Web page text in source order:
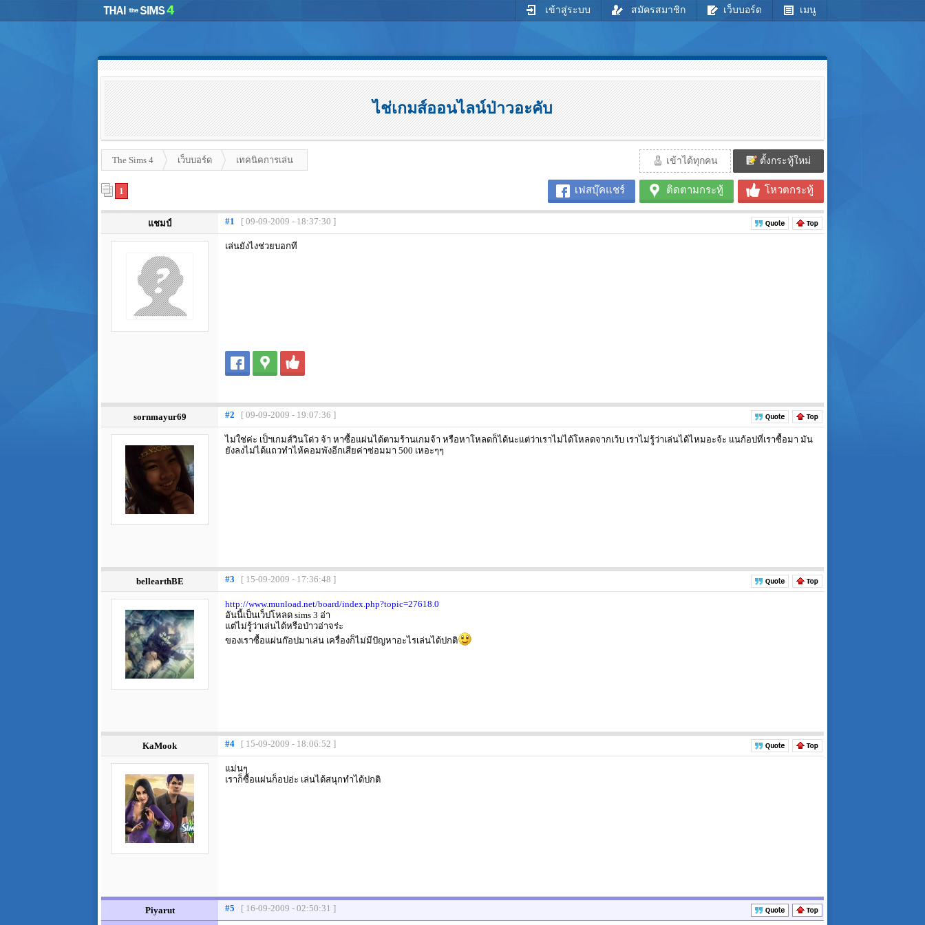
เข้าสู่ระบบ สมัครสมาชิก เว็บบอร์ด เมนู
ไช่เกมส์ออนไลน์ป่าวอะคับ
The Sims 4 เว็บบอร์ด เทคนิคการเล่น เข้าได้ทุกคน ตั้งกระทู้ใหม่
เฟสบุ๊คแชร์ ติดตามกระทู้ โหวตกระทู้
1
แชมป์ #1 [ 09-09-2009 - 18:37:30 ]
เล่นยังไงช่วยบอกที
sornmayur69 #2 [ 09-09-2009 - 19:07:36 ]
ไม่ใช่ค่ะ เป็ฯเกมส์วินโด่ว จ้า หาซื้อแผ่นได้ตามร้านเกมจ้า หรือหาโหลดก็ได้นะแต่ว่าเราไม่ได้โหลดจากเว้บ เราไม่รู้ว่าเล่นได้ไหมอะจ้ะ แนก้อปที่เราซื้อมา มัน
ยังลงไม่ได้แถวทำไห้คอมพังอีกเสียค่าซ่อมมา 500 เหอะๆๆ
bellearthBE #3 [ 15-09-2009 - 17:36:48 ]
http://www.munload.net/board/index.php?topic=27618.0
อันนี้เป็นเว็ปโหลด sims 3 อ่า
แต่ไม่รู้ว่าเล่นได้หรือป่าวอ่าจร่ะ
ของเราซื้อแผ่นก๊อปมาเล่น เครื่องก็ไม่มีปัญหาอะไรเล่นได้ปกติ
KaMook #4 [ 15-09-2009 - 18:06:52 ]
แม่นๆ
เราก็ซื้อแผ่นก็อปอ่ะ เล่นได้สนุกทำได้ปกติ
Piyarut #5 [ 16-09-2009 - 02:50:31 ]